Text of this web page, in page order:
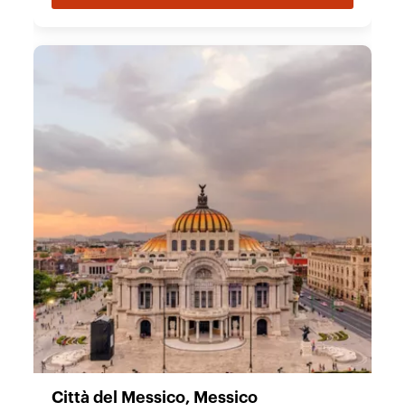
Città del Messico, Messico